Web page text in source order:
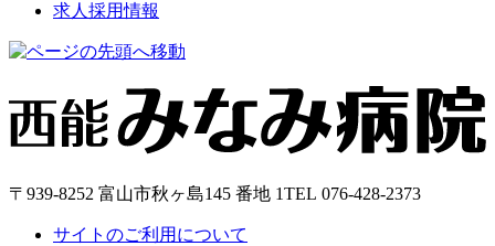
求人採用情報
〒939-8252 富山市秋ヶ島145 番地 1TEL 076-428-2373
サイトのご利用について